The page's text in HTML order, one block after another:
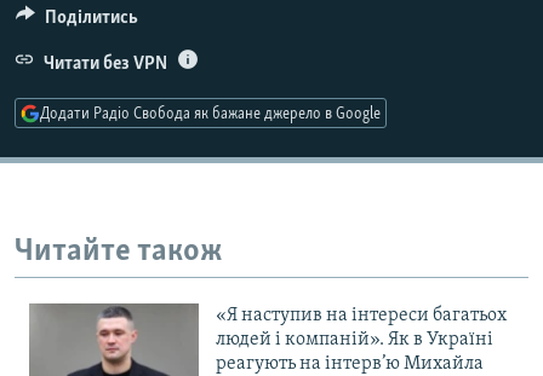
Поділитись
Читати без VPN
Додати Радіо Свобода як бажане джерело в Google
Читайте також
«Я наступив на інтереси багатьох
людей і компаній». Як в Україні
реагують на інтерв’ю Михайла